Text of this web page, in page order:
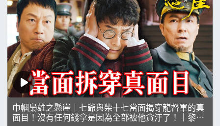
巾幗梟雄之懸崖｜七爺與柴十七當面揭穿龍督軍的真
面目！沒有任何錢拿是因為全部被他貪汙了！｜黎耀